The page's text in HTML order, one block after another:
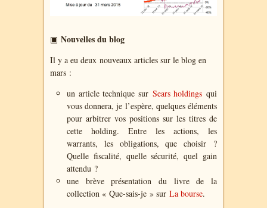
▣ Nouvelles du blog
Il y a eu deux nouveaux articles sur le blog en
mars :
un article technique sur Sears holdings qui
vous donnera, je l’espère, quelques éléments
pour arbitrer vos positions sur les titres de
cette holding. Entre les actions, les
warrants, les obligations, que choisir ?
Quelle fiscalité, quelle sécurité, quel gain
attendu ?
une brève présentation du livre de la
collection « Que-sais-je » sur La bourse.